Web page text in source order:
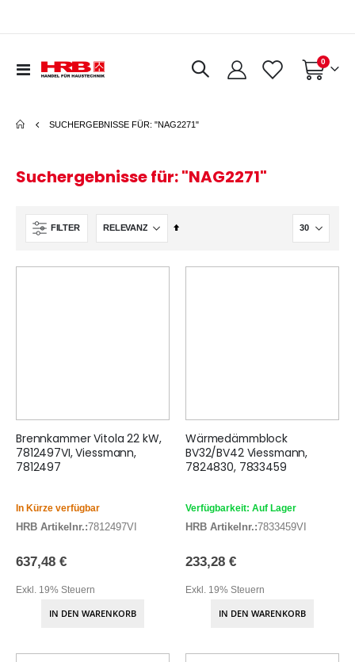
Navigation
Warenkorb
0
SUCHERGEBNISSE FÜR: "NAG2271"
Suchergebnisse für: "NAG2271"
FILTER
In
Brennkammer Vitola 22 kW,
7812497VI, Viessmann,
7812497
In Kürze verfügbar
HRB Artikelnr.:7812497VI
637,48 €
Exkl. 19% Steuern
IN DEN WARENKORB
Wärmedämmblock
BV32/BV42 Viessmann,
7824830, 7833459
Verfügbarkeit: Auf Lager
HRB Artikelnr.:7833459VI
233,28 €
Exkl. 19% Steuern
IN DEN WARENKORB